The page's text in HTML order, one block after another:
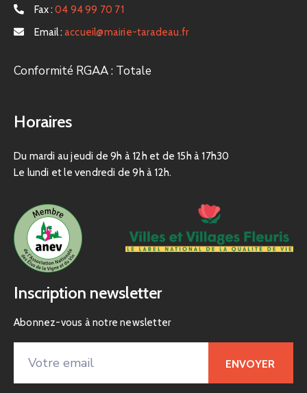
Fax : 04 94 99 70 71
Email : accueil@mairie-taradeau.fr
Conformité RGAA : Totale
Horaires
Du mardi au jeudi de 9h à 12h et de 15h à 17h30
Le lundi et le vendredi de 9h à 12h.
Inscription newsletter
Abonnez-vous à notre newsletter